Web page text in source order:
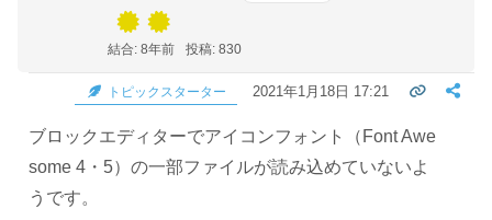
結合: 8年前 投稿: 830
トピックスターター 2021年1月18日 17:21
ブロックエディターでアイコンフォント（Font Awe
some 4・5）の一部ファイルが読み込めていないよ
うです。